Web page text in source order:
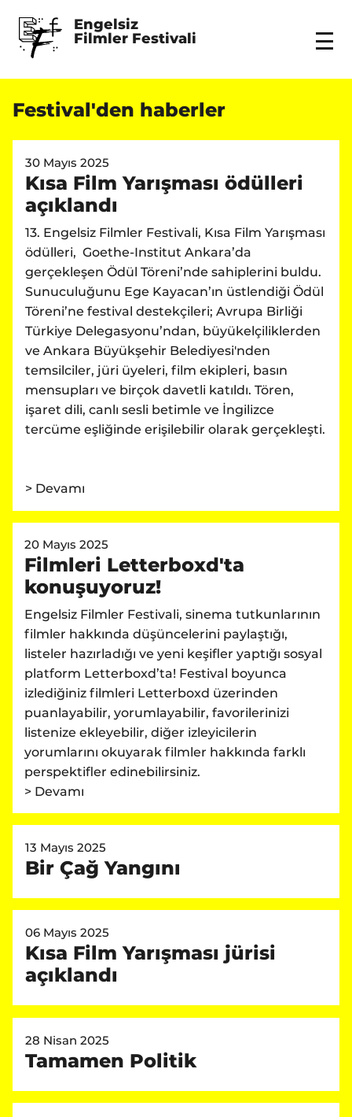
Engelsiz
Filmler Festivali
Menu
Festival'den haberler
30 Mayıs 2025
Kısa Film Yarışması ödülleri
açıklandı
13. Engelsiz Filmler Festivali, Kısa Film Yarışması
ödülleri, Goethe-Institut Ankara’da
gerçekleşen Ödül Töreni’nde sahiplerini buldu.
Sunuculuğunu Ege Kayacan’ın üstlendiği Ödül
Töreni’ne festival destekçileri; Avrupa Birliği
Türkiye Delegasyonu’ndan, büyükelçiliklerden
ve Ankara Büyükşehir Belediyesi'nden
temsilciler, jüri üyeleri, film ekipleri, basın
mensupları ve birçok davetli katıldı. Tören,
işaret dili, canlı sesli betimle ve İngilizce
tercüme eşliğinde erişilebilir olarak gerçekleşti.
> Devamı
20 Mayıs 2025
Filmleri Letterboxd'ta
konuşuyoruz!
Engelsiz Filmler Festivali, sinema tutkunlarının
filmler hakkında düşüncelerini paylaştığı,
listeler hazırladığı ve yeni keşifler yaptığı sosyal
platform Letterboxd’ta! Festival boyunca
izlediğiniz filmleri Letterboxd üzerinden
puanlayabilir, yorumlayabilir, favorilerinizi
listenize ekleyebilir, diğer izleyicilerin
yorumlarını okuyarak filmler hakkında farklı
perspektifler edinebilirsiniz.
> Devamı
13 Mayıs 2025
Bir Çağ Yangını
06 Mayıs 2025
Kısa Film Yarışması jürisi
açıklandı
28 Nisan 2025
Tamamen Politik